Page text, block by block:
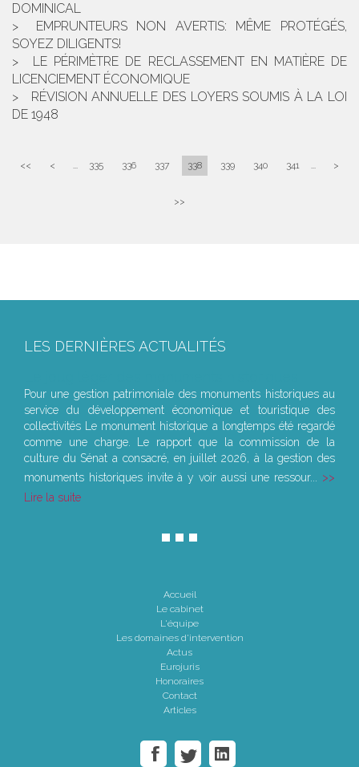
DOMINICAL
EMPRUNTEURS NON AVERTIS: MÊME PROTÉGÉS,
SOYEZ DILIGENTS!
LE PÉRIMÈTRE DE RECLASSEMENT EN MATIÈRE DE
LICENCIEMENT ÉCONOMIQUE
RÉVISION ANNUELLE DES LOYERS SOUMIS À LA LOI
DE 1948
<< < ... 335 336 337 338 339 340 341 ... >
>>
LES DERNIÈRES ACTUALITÉS
Pour une gestion patrimoniale des monuments historiques au
service du développement économique et touristique des
collectivités Le monument historique a longtemps été regardé
comme une charge. Le rapport que la commission de la
culture du Sénat a consacré, en juillet 2026, à la gestion des
monuments historiques invite à y voir aussi une ressour...
Lire la suite
Accueil
Le cabinet
L'équipe
Les domaines d'intervention
Actus
Eurojuris
Honoraires
Contact
Articles